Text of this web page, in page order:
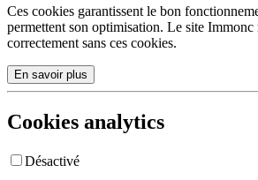
Ces cookies garantissent le bon
permettent son optimisation. Le site
correctement sans ces cookies.
En savoir plus
Cookies analytics
Désactivé